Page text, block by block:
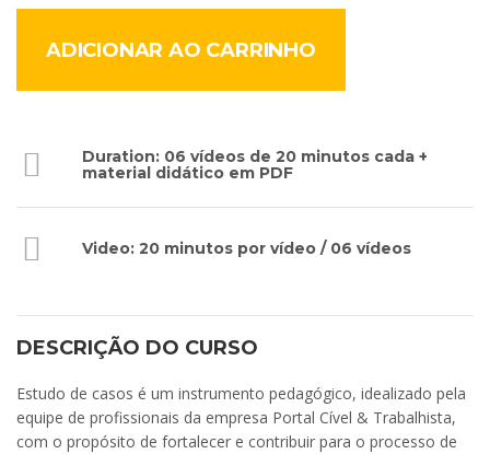
era:
é:
ADICIONAR AO CARRINHO
Duration: 06 vídeos de 20 minutos cada +
material didático em PDF
Video: 20 minutos por vídeo / 06 vídeos
DESCRIÇÃO DO CURSO
Estudo de casos é um instrumento pedagógico, idealizado pela
equipe de profissionais da empresa Portal Cível & Trabalhista,
com o propósito de fortalecer e contribuir para o processo de